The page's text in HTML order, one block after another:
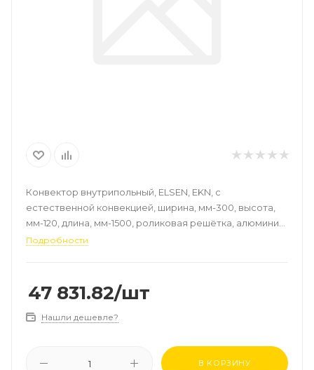
Конвектор внутрипольный, ELSEN, EKN, с
естественной конвекцией, ширина, мм-300, высота,
мм-120, длина, мм-1500, роликовая решётка, алюминий,
цвет-RAL 8017, рамка-алюминий, цвет рамки-RAL 8017
Подробности
47 831.82/шт
Нашли дешевле?
В КОРЗИНУ